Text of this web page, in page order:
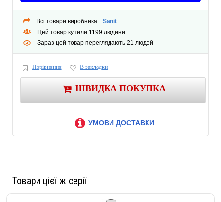
Всі товари виробника: Sanit
Цей товар купили 1199 людини
Зараз цей товар переглядають 21 людей
Порівняння В закладки
ШВИДКА ПОКУПКА
УМОВИ ДОСТАВКИ
Товари цієї ж серії